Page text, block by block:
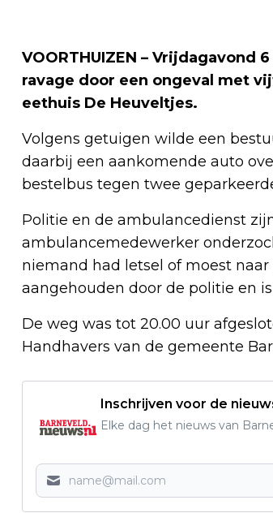
VOORTHUIZEN –
ravage door een ongeval met
eethuis De Heuveltjes.
Volgens getuigen wilde een
daarbij een aankomende auto
bestelbus tegen twee
Politie en de ambulancedienst
ambulancemedewerker
niemand had letsel of moest
aangehouden door de politie en
De weg was tot 20.00 uur
Handhavers van de gemeente
Inschrijven voor de
Elke dag het nieuws van